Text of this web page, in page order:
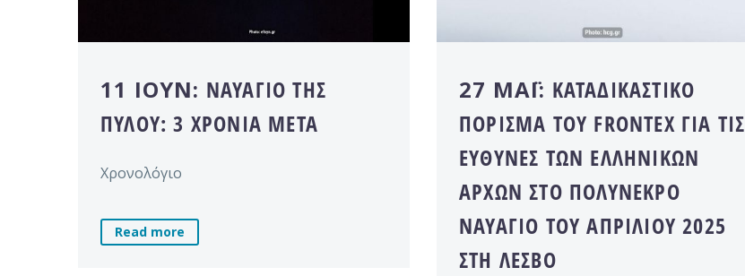
11 ΙΟΎΝ: ΝΑΥΆΓΙΟ ΤΗΣ
ΠΎΛΟΥ: 3 ΧΡΌΝΙΑ ΜΕΤΆ
Χρονολόγιο
Read more
27 ΜΆΙ: ΚΑΤΑΔΙΚΑΣΤΙΚΌ
ΠΌΡΙΣΜΑ ΤΟΥ FRONTEX ΓΙΑ ΤΙΣ
ΕΥΘΎΝΕΣ ΤΩΝ ΕΛΛΗΝΙΚΏΝ
ΑΡΧΏΝ ΣΤΟ ΠΟΛΎΝΕΚΡΟ
ΝΑΥΆΓΙΟ ΤΟΥ ΑΠΡΙΛΊΟΥ 2025
ΣΤΗ ΛΈΣΒΟ